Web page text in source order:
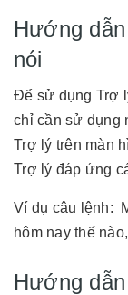
Hướng
nói
Để sử dụng Trợ
chỉ cần sử dụng
Trợ lý trên màn
Trợ lý đáp ứng
Ví dụ câu lệnh:
hôm nay thế
Hướng